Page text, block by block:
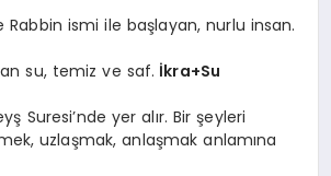
Rabbin ismi ile başlayan, nurlu insan.
su, temiz ve saf. İkra+Su
Suresi’nde yer alır. Bir şeyleri
uzlaşmak, anlaşmak anlamına